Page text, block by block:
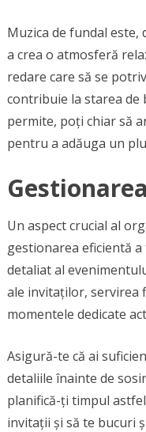
Muzica de fundal
a crea o atmosferă
redare care să se
contribuie la starea de
permite, poți chiar să
pentru a adăuga un
Un aspect crucial al
gestionarea eficientă
detaliat al
ale invitaților, servirea
momentele dedicate
Asigură-te că ai
detaliile înainte de
planifică-ți timpul
invitații și să te bucuri